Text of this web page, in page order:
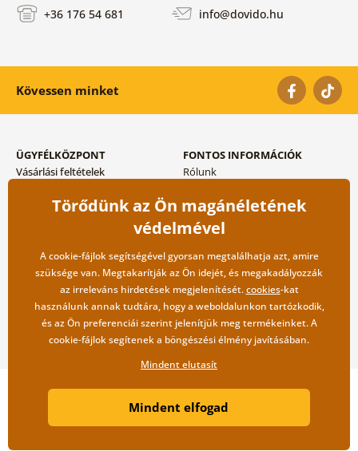
+36 176 54 681 info@dovido.hu
Kövessen minket
ÜGYFÉLKÖZPONT
Vásárlási feltételek
Szállítási és fizetési módok
FONTOS INFORMÁCIÓK
Rólunk
Blog
Kapcsolat
Nagykereskedelmi
együttműködés
Copyright ©2019 © Dovido.hu.
Litvanyi.sk| A webáruházat készítette
Törődünk az Ön magánéletének
védelmével
A cookie-fájlok segítségével gyorsan megtalálhatja azt, amire
szüksége van. Megtakarítják az Ön idejét, és megakadályozzák
az irreleváns hirdetések megjelenítését.cookies-kat
használunk annak tudtára, hogy a weboldalunkon tartózkodik,
és az Ön preferenciái szerint jelenítjük meg termékeinket. A
cookie-fájlok segítenek a böngészési élmény javításában.
Mindent elutasít
Mindent elfogad